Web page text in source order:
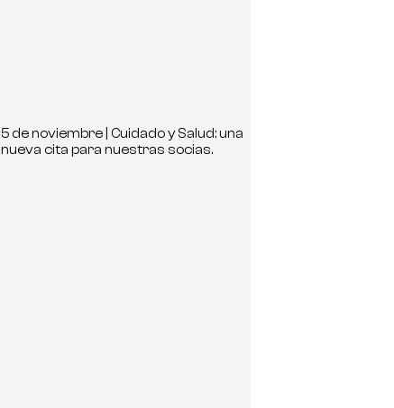
5 de noviembre | Cuidado y Salud: una
nueva cita para nuestras socias.